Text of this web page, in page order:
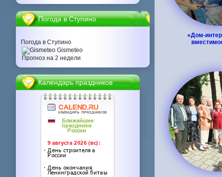
Погода в Ступино
Погода в Ступино
Gismeteo
Прогноз на 2 недели
Календарь праздников
«Дом-